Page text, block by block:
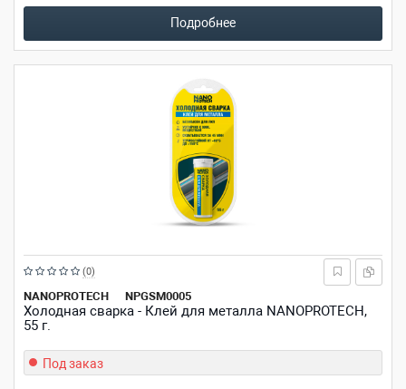
Подробнее
NANOPROTECH NPGSM0005
Холодная сварка - Клей для металла NANOPROTECH,
55 г.
Рейтинг:
из
5
звезд
(0)
Под заказ